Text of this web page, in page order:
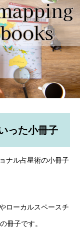
った小冊子
ナル占星術の小冊子
ローカルスペースチ
冊子です。